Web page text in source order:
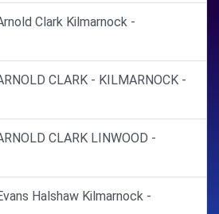
Clark Kilmarnock -
CLARK - KILMARNOCK -
CLARK LINWOOD -
Halshaw Kilmarnock -